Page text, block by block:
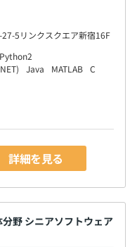
5リンクスクエア新宿16F
Python2
Java MATLAB C
詳細を見る
野 シニアソフトウェア